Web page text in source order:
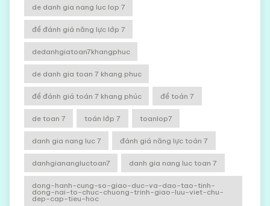
de danh gia nang luc lop 7
đề đánh giá năng lực lớp 7
dedanhgiatoan7khangphuc
de danh gia toan 7 khang phuc
đề đánh giá toán 7 khang phúc đề toán 7
de toan 7 toán lớp 7 toanlop7
danh gia nang luc 7 đánh giá năng lực toán 7
danhgianangluctoan7 danh gia nang luc toan 7
dong-hanh-cung-so-giao-duc-va-dao-tao-tinh-
dong-nai-to-chuc-chuong-trinh-giao-luu-viet-chu-
dep-cap-tieu-hoc